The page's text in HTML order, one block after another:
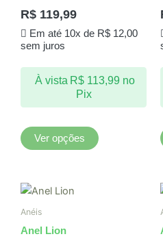
R$ 119,99
Em até 10x de R$12,00
sem juros
À vista R$ 113,99 no
Pix
Ver opções
As
podem
ser
página
Anéis
Anel Lion